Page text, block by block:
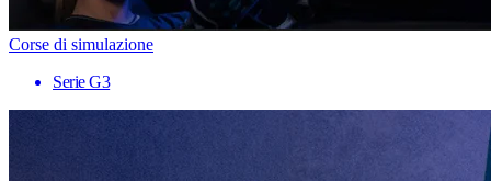
Corse di simulazione
Serie G3